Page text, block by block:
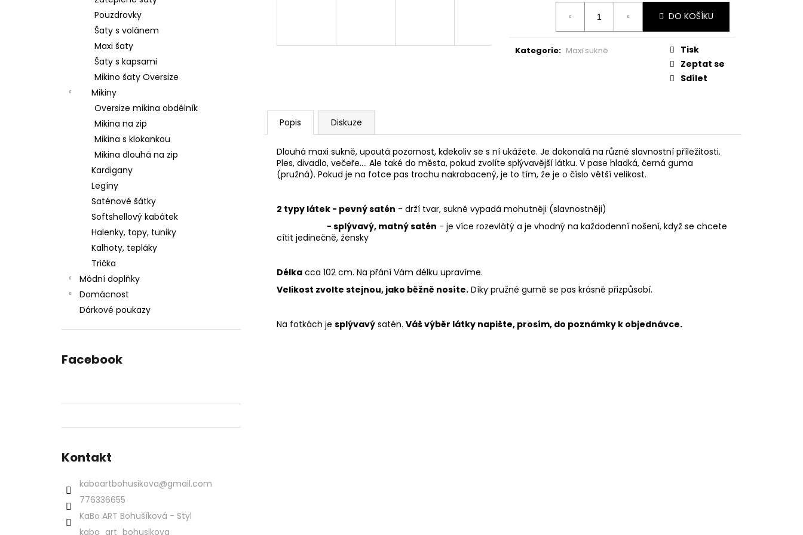
Pouzdrovky
Šaty s volánem
Maxi šaty
Šaty s kapsami
Mikino šaty Oversize
Mikiny
Oversize mikina obdélník
Mikina na zip
Mikina s klokankou
Mikina dlouhá na zip
Kardigany
Legíny
Saténové šátky
Softshellový kabátek
Halenky, topy, tuniky
Kalhoty, tepláky
Trička
Módní doplňky
Domácnost
Dárkové poukazy
Facebook
Kontakt
kaboartbohusikova@gmail.com
776336655
KaBo ART Bohušíková - Styl
kabo_art_bohusikova
DO KOŠÍKU
Kategorie: Maxi sukně
Tisk
Zeptat se
Sdílet
Popis Diskuze
Dlouhá maxi sukně, upoutá pozornost, kdekoliv se s ní ukážete. Je dokonalá na různé slavnostní příležitosti.
Ples, divadlo, večeře.... Ale také do města, pokud zvolíte splývavější látku. V pase hladká, černá guma
(pružná). Pokud je na fotce pas trochu nakrabacený, je to tím, že je o číslo větší velikost.
2 typy látek - pevný satén - drží tvar, sukně vypadá mohutněji (slavnostněji)
- splývavý, matný satén - je více rozevlátý a je vhodný na každodenní nošení, když se chcete
cítit jedinečně, žensky
Délka cca 102 cm. Na přání Vám délku upravíme.
Velikost zvolte stejnou, jako běžně nosíte. Díky pružné gumě se pas krásně přizpůsobí.
Na fotkách je splývavý satén. Váš výběr látky napište, prosím, do poznámky k objednávce.
2 599 Kč